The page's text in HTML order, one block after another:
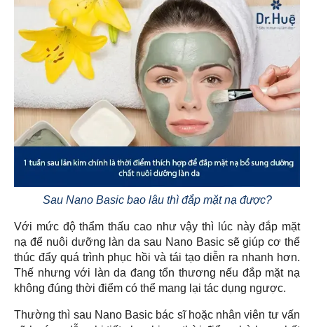
Sau Nano Basic bao lâu thì đắp mặt nạ được?
Với mức độ thẩm thấu cao như vậy thì lúc này đắp mặt
nạ để nuôi dưỡng làn da sau Nano Basic sẽ giúp cơ thể
thúc đẩy quá trình phục hồi và tái tạo diễn ra nhanh hơn.
Thế nhưng với làn da đang tổn thương nếu đắp mặt nạ
không đúng thời điểm có thể mang lại tác dụng ngược.
Thường thì sau Nano Basic bác sĩ hoặc nhân viên tư vấn